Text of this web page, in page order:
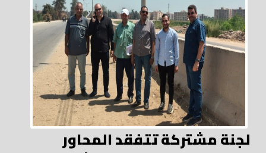
لجنة مشتركة تتفقد المحاور